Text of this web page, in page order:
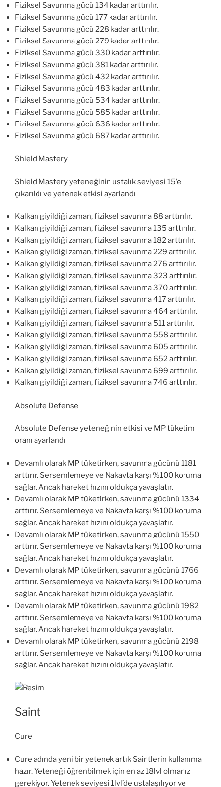
Fiziksel Savunma gücü 134 kadar arttırılır.
Fiziksel Savunma gücü 177 kadar arttırılır.
Fiziksel Savunma gücü 228 kadar arttırılır.
Fiziksel Savunma gücü 279 kadar arttırılır.
Fiziksel Savunma gücü 330 kadar arttırılır.
Fiziksel Savunma gücü 381 kadar arttırılır.
Fiziksel Savunma gücü 432 kadar arttırılır.
Fiziksel Savunma gücü 483 kadar arttırılır.
Fiziksel Savunma gücü 534 kadar arttırılır.
Fiziksel Savunma gücü 585 kadar arttırılır.
Fiziksel Savunma gücü 636 kadar arttırılır.
Fiziksel Savunma gücü 687 kadar arttırılır.
Shield Mastery
Shield Mastery yeteneğinin ustalık seviyesi 15’e
çıkarıldı ve yetenek etkisi ayarlandı
Kalkan giyildiği zaman, fiziksel savunma 88 arttırılır.
Kalkan giyildiği zaman, fiziksel savunma 135 arttırılır.
Kalkan giyildiği zaman, fiziksel savunma 182 arttırılır.
Kalkan giyildiği zaman, fiziksel savunma 229 arttırılır.
Kalkan giyildiği zaman, fiziksel savunma 276 arttırılır.
Kalkan giyildiği zaman, fiziksel savunma 323 arttırılır.
Kalkan giyildiği zaman, fiziksel savunma 370 arttırılır.
Kalkan giyildiği zaman, fiziksel savunma 417 arttırılır.
Kalkan giyildiği zaman, fiziksel savunma 464 arttırılır.
Kalkan giyildiği zaman, fiziksel savunma 511 arttırılır.
Kalkan giyildiği zaman, fiziksel savunma 558 arttırılır.
Kalkan giyildiği zaman, fiziksel savunma 605 arttırılır.
Kalkan giyildiği zaman, fiziksel savunma 652 arttırılır.
Kalkan giyildiği zaman, fiziksel savunma 699 arttırılır.
Kalkan giyildiği zaman, fiziksel savunma 746 arttırılır.
Absolute Defense
Absolute Defense yeteneğinin etkisi ve MP tüketim
oranı ayarlandı
Devamlı olarak MP tüketirken, savunma gücünü 1181
arttırır. Sersemlemeye ve Nakavta karşı %100 koruma
sağlar. Ancak hareket hızını oldukça yavaşlatır.
Devamlı olarak MP tüketirken, savunma gücünü 1334
arttırır. Sersemlemeye ve Nakavta karşı %100 koruma
sağlar. Ancak hareket hızını oldukça yavaşlatır.
Devamlı olarak MP tüketirken, savunma gücünü 1550
arttırır. Sersemlemeye ve Nakavta karşı %100 koruma
sağlar. Ancak hareket hızını oldukça yavaşlatır.
Devamlı olarak MP tüketirken, savunma gücünü 1766
arttırır. Sersemlemeye ve Nakavta karşı %100 koruma
sağlar. Ancak hareket hızını oldukça yavaşlatır.
Devamlı olarak MP tüketirken, savunma gücünü 1982
arttırır. Sersemlemeye ve Nakavta karşı %100 koruma
sağlar. Ancak hareket hızını oldukça yavaşlatır.
Devamlı olarak MP tüketirken, savunma gücünü 2198
arttırır. Sersemlemeye ve Nakavta karşı %100 koruma
sağlar. Ancak hareket hızını oldukça yavaşlatır.
Saint
Cure
Cure adında yeni bir yetenek artık Saintlerin kullanıma
hazır. Yeteneği öğrenbilmek için en az 18lvl olmanız
gerekiyor. Yetenek seviyesi 1lvl’de ustalaşılıyor ve